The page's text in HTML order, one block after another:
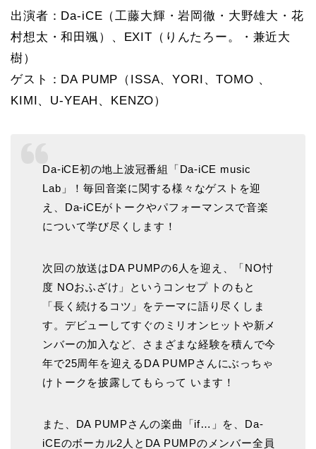
出演者：Da-iCE（工藤大輝・岩岡徹・大野雄大・花
村想太・和田颯）、EXIT（りんたろー。・兼近大
樹）
ゲスト：DA PUMP（ISSA、YORI、TOMO 、
KIMI、U-YEAH、KENZO）
Da-iCE初の地上波冠番組「Da-iCE music
Lab」！毎回音楽に関する様々なゲストを迎
え、Da-iCEがトークやパフォーマンスで音楽
について学び尽くします！
次回の放送はDA PUMPの6人を迎え、「NO忖
度 NOおふざけ」というコンセプ トのもと
「⻑く続けるコツ」をテーマに語り尽くしま
す。デビューしてすぐのミリオンヒットや新メ
ンバーの加入など、さまざまな経験を積んで今
年で25周年を迎えるDA PUMPさんにぶっちゃ
けトークを披露してもらって います！
また、DA PUMPさんの楽曲「if…」を、Da-
iCEのボーカル2人とDA PUMPのメンバー全員